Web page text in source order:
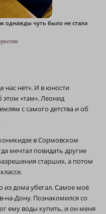
однажды чуть было не стала
нас нет». И в юности
этом «там». Леонид
с самого детства и об
в Сормовском
мечтал повидать другие
старших, а потом
из дома убегал. Самое моё
на-Дону. Познакомился со
ему воды купить, и он меня